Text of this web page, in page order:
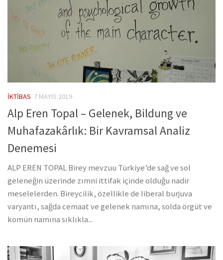
İKTIBAS 7 MAYIS 2019
Alp Eren Topal – Gelenek, Bildung ve
Muhafazakârlık: Bir Kavramsal Analiz
Denemesi
ALP EREN TOPAL Birey mevzuu Türkiye’de sağ ve sol
geleneğin üzerinde zımni ittifak içinde olduğu nadir
meselelerden. Bireycilik, özellikle de liberal burjuva
varyantı, sağda cemaat ve gelenek namına, solda örgüt ve
komün namına sıklıkla...